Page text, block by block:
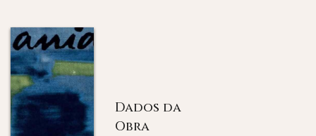
Dados da
Obra